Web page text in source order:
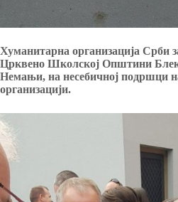
Хуманитарна организација Срби
Црквено Школској Општини
Немањи, на несебичној подршци
организацији.